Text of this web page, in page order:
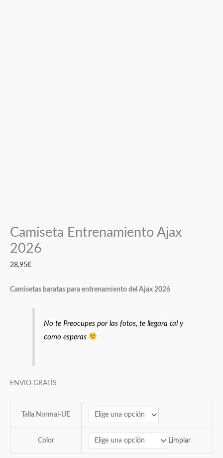
Camiseta Entrenamiento Ajax
2026
28,95€
Camisetas baratas para entrenamiento del Ajax 2026
No te Preocupes por las fotos, te llegara tal y
como esperas
ENVIO GRATIS
Talla Normal-UE
Color Limpiar